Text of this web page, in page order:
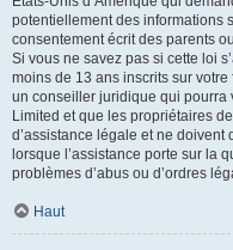
potentiellement des informations
consentement écrit des parents
Si vous ne savez pas si cette loi
moins de 13 ans inscrits sur
un conseiller juridique qui pourra
Limited et que les propriétaires
d’assistance légale et ne doivent
lorsque l’assistance porte sur la
problèmes d’abus ou d’ordres
Haut